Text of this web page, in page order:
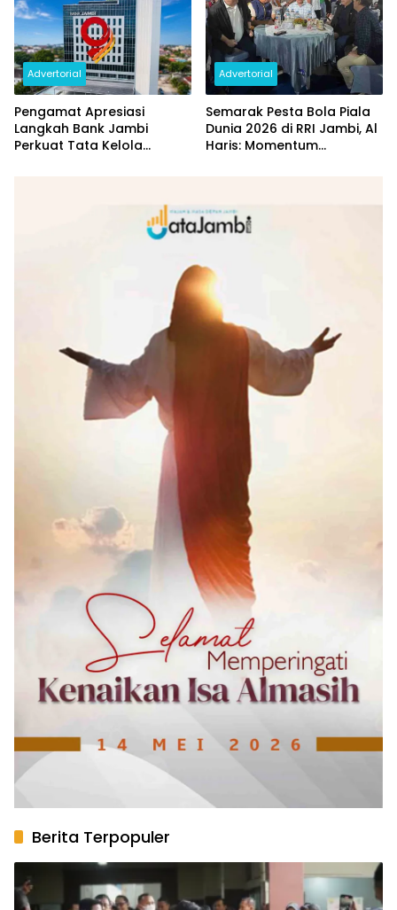
Advertorial
Pengamat Apresiasi
Langkah Bank Jambi
Perkuat Tata Kelola
Advertorial
Semarak Pesta Bola Piala
Dunia 2026 di RRI Jambi, Al
Haris: Momentum
Berita Terpopuler